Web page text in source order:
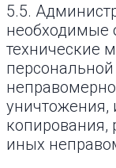
5.5.
необходимые
технические
уничтожения,
копирования,
иных